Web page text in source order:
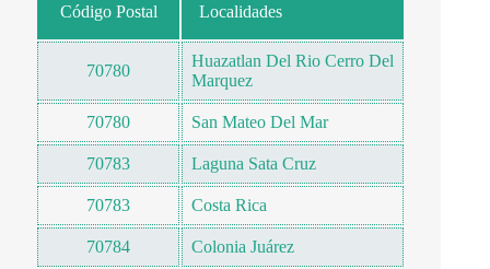
Código Postal Localidades
70780
Huazatlan Del Rio Cerro Del
Marquez
70780 San Mateo Del Mar
70783 Laguna Sata Cruz
70783 Costa Rica
70784 Colonia Juárez